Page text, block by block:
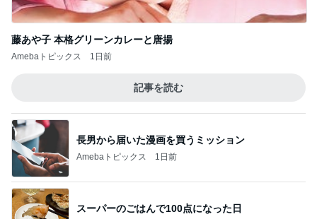
藤あや子 本格グリーンカレーと唐揚
Amebaトピックス 1日前
記事を読む
長男から届いた漫画を買うミッション
Amebaトピックス 1日前
スーパーのごはんで100点になった日